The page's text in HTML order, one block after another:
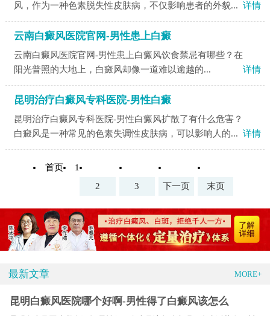
风，作为一种色素脱失性皮肤病，不仅影响患者的外貌... 详情
云南白癜风医院官网-男性患上白癜
云南白癜风医院官网-男性患上白癜风饮食禁忌有哪些？​在
阳光普照的大地上，白癜风却像一道难以逾越的...
详情
昆明治疗白癜风专科医院-男性白癜
昆明治疗白癜风专科医院-男性白癜风扩散了有什么危害？
白癜风是一种常见的色素失调性皮肤病，可以影响人的... 详情
首页
1
2
3 下一页 末页
最新文章 MORE+
昆明白癜风医院哪个好啊-男性得了白癜风该怎么